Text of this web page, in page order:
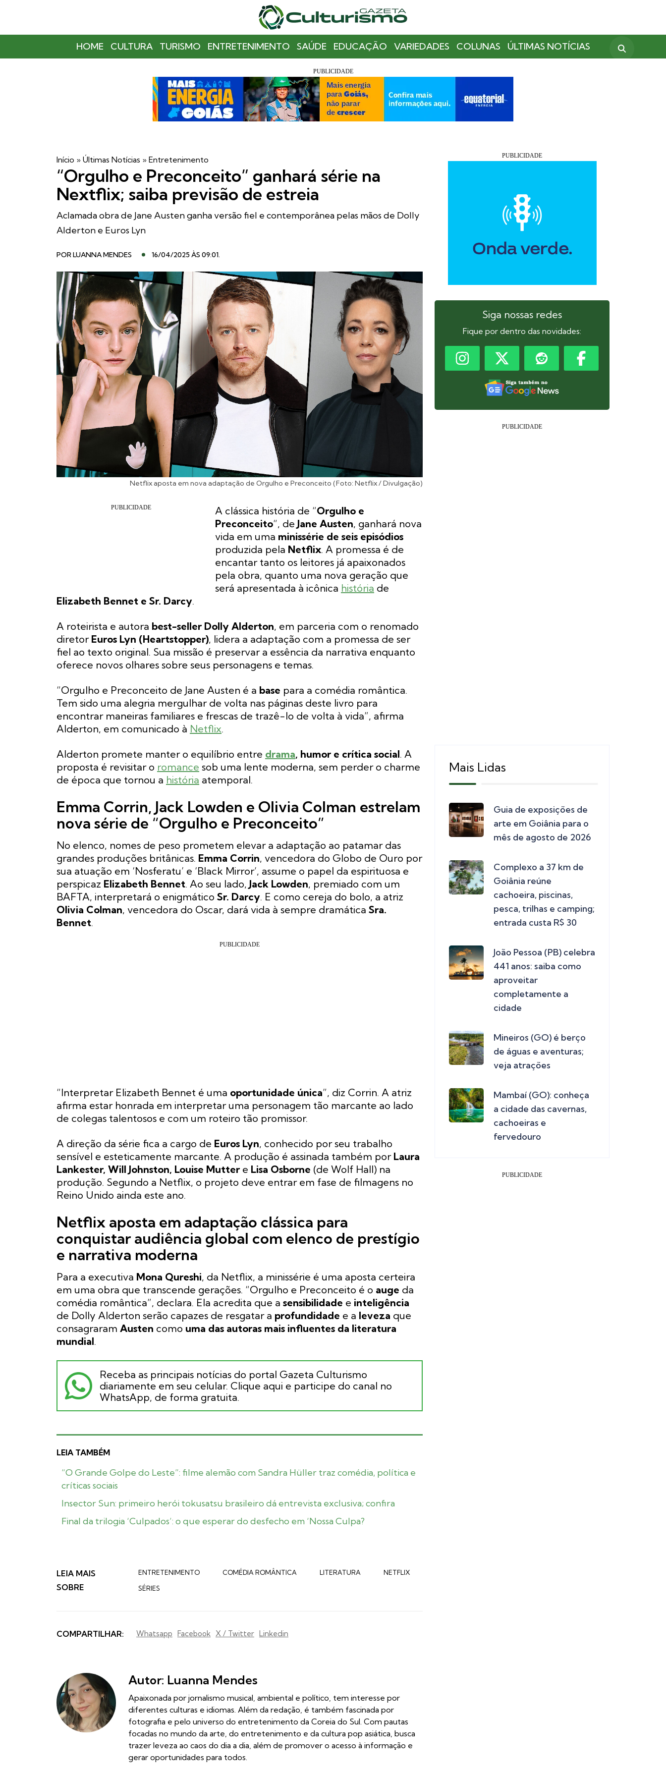
HOME CULTURA TURISMO ENTRETENIMENTO SAÚDE EDUCAÇÃO VARIEDADES COLUNAS ÚLTIMAS NOTÍCIAS
Início » Últimas Notícias » Entretenimento
“Orgulho e Preconceito” ganhará série na
Nextflix; saiba previsão de estreia
Aclamada obra de Jane Austen ganha versão fiel e contemporânea pelas mãos de Dolly
Alderton e Euros Lyn
PORLUANNA MENDES 16/04/2025 ÀS 09:01.
Netflix aposta em nova adaptação de Orgulho e Preconceito (Foto: Netflix / Divulgação)
A clássica história de “Orgulho e
Preconceito“, de Jane Austen, ganhará nova
vida em uma minissérie de seis episódios
produzida pela Netflix. A promessa é de
encantar tanto os leitores já apaixonados
pela obra, quanto uma nova geração que
será apresentada à icônica história de
Elizabeth Bennet e Sr. Darcy.
A roteirista e autora best-seller Dolly Alderton, em parceria com o renomado
diretor Euros Lyn (Heartstopper), lidera a adaptação com a promessa de ser
fiel ao texto original. Sua missão é preservar a essência da narrativa enquanto
oferece novos olhares sobre seus personagens e temas.
“Orgulho e Preconceito de Jane Austen é a base para a comédia romântica.
Tem sido uma alegria mergulhar de volta nas páginas deste livro para
encontrar maneiras familiares e frescas de trazê-lo de volta à vida”, afirma
Alderton, em comunicado à Netflix.
Alderton promete manter o equilíbrio entre drama, humor e crítica social. A
proposta é revisitar o romance sob uma lente moderna, sem perder o charme
de época que tornou a história atemporal.
Emma Corrin, Jack Lowden e Olivia Colman estrelam
nova série de “Orgulho e Preconceito”
No elenco, nomes de peso prometem elevar a adaptação ao patamar das
grandes produções britânicas. Emma Corrin, vencedora do Globo de Ouro por
sua atuação em ‘Nosferatu’ e ‘Black Mirror’, assume o papel da espirituosa e
perspicaz Elizabeth Bennet. Ao seu lado, Jack Lowden, premiado com um
BAFTA, interpretará o enigmático Sr. Darcy. E como cereja do bolo, a atriz
Olivia Colman, vencedora do Oscar, dará vida à sempre dramática Sra.
Bennet.
“Interpretar Elizabeth Bennet é uma oportunidade única”, diz Corrin. A atriz
afirma estar honrada em interpretar uma personagem tão marcante ao lado
de colegas talentosos e com um roteiro tão promissor.
A direção da série fica a cargo de Euros Lyn, conhecido por seu trabalho
sensível e esteticamente marcante. A produção é assinada também por Laura
Lankester, Will Johnston, Louise Mutter e Lisa Osborne (de Wolf Hall) na
produção. Segundo a Netflix, o projeto deve entrar em fase de filmagens no
Reino Unido ainda este ano.
Netflix aposta em adaptação clássica para
conquistar audiência global com elenco de prestígio
e narrativa moderna
Para a executiva Mona Qureshi, da Netflix, a minissérie é uma aposta certeira
em uma obra que transcende gerações. “Orgulho e Preconceito é o auge da
comédia romântica”, declara. Ela acredita que a sensibilidade e inteligência
de Dolly Alderton serão capazes de resgatar a profundidade e a leveza que
consagraram Austen como uma das autoras mais influentes da literatura
mundial.
Receba as principais notícias do portal Gazeta Culturismo
diariamente em seu celular. Clique aqui e participe do canal no
WhatsApp, de forma gratuita.
LEIA TAMBÉM
“O Grande Golpe do Leste”: filme alemão com Sandra Hüller traz comédia, política e
críticas sociais
Insector Sun: primeiro herói tokusatsu brasileiro dá entrevista exclusiva; confira
Final da trilogia ‘Culpados’: o que esperar do desfecho em ‘Nossa Culpa?
LEIA MAIS
SOBRE
ENTRETENIMENTO COMÉDIA ROMÂNTICA LITERATURA
NETFLIX
SÉRIES
COMPARTILHAR: Whatsapp Facebook X / Twitter Linkedin
Autor: Luanna Mendes
Apaixonada por jornalismo musical, ambiental e político, tem interesse por
diferentes culturas e idiomas. Além da redação, é também fascinada por
fotografia e pelo universo do entretenimento da Coreia do Sul. Com pautas
focadas no mundo da arte, do entretenimento e da cultura pop asiática, busca
trazer leveza ao caos do dia a dia, além de promover o acesso à informação e
gerar oportunidades para todos.
Siga nossas redes
Fique por dentro das novidades:
Mais Lidas
Guia de exposições de
arte em Goiânia para o
mês de agosto de 2026
Complexo a 37 km de
Goiânia reúne
cachoeira, piscinas,
pesca, trilhas e camping;
entrada custa R$ 30
João Pessoa (PB) celebra
441 anos: saiba como
aproveitar
completamente a
cidade
Mineiros (GO) é berço
de águas e aventuras;
veja atrações
Mambaí (GO): conheça
a cidade das cavernas,
cachoeiras e
fervedouro